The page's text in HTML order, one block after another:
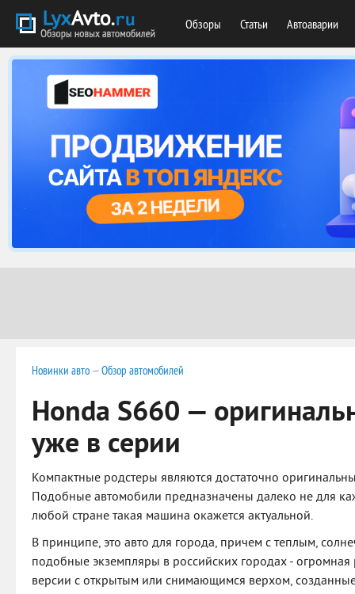
Обзоры Статьи Автоаварии
Новинки авто —Обзор автомобилей
Honda S660 —
уже в серии
Компактные родстеры являются достаточно
Подобные автомобили предназначены далеко не для
любой стране такая машина окажется актуальной.
В принципе, это авто для города, причем с теплым,
подобные экземпляры в российских городах - огромная
версии с открытым или снимающимся верхом,